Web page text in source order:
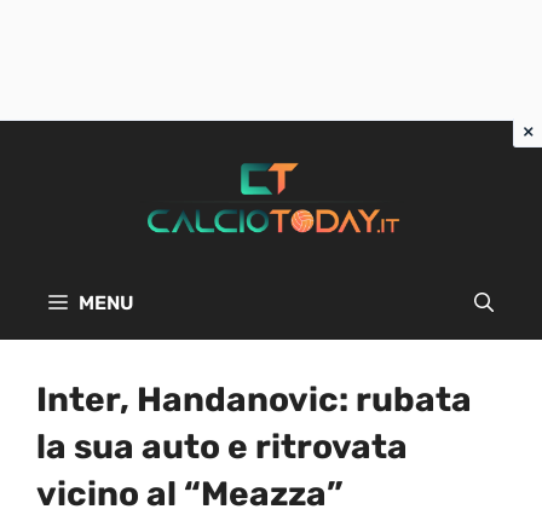
MENU
Inter, Handanovic: rubata
la sua auto e ritrovata
vicino al “Meazza”